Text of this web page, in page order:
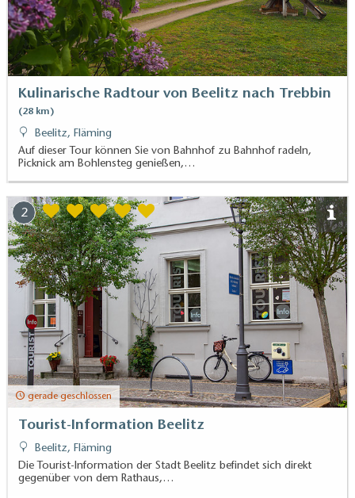
Kulinarische Radtour von Beelitz nach Trebbin
(28 km)
Beelitz, Fläming
Auf dieser Tour können Sie von Bahnhof zu Bahnhof radeln,
Picknick am Bohlensteg genießen,…
2
gerade geschlossen
Tourist-Information Beelitz
Beelitz, Fläming
Die Tourist-Information der Stadt Beelitz befindet sich direkt
gegenüber von dem Rathaus,…